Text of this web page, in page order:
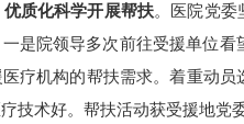
质化科学开展帮扶。医院党委
是院领导多次前往受援单位
疗机构的帮扶需求。着重动
技术好。帮扶活动获受援地党